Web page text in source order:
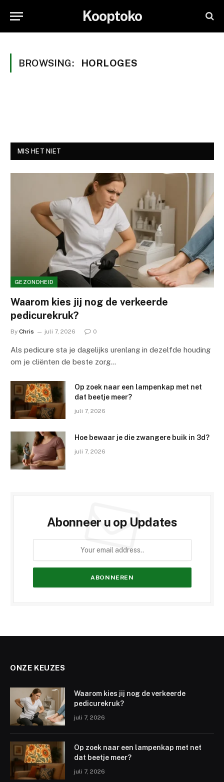
Kooptoko
BROWSING: HORLOGES
MIS HET NIET
GEZONDHEID
Waarom kies jij nog de verkeerde
pedicurekruk?
By Chris juli 7, 2026 0
Als pedicure sta je dagelijks urenlang in dezelfde houding
om je cliënten de beste zorg…
Op zoek naar een lampenkap met net
dat beetje meer?
juli 7, 2026
Hoe bewaar je die zwangere buik in 3d?
juli 7, 2026
Abonneer u op Updates
ONZE KEUZES
Waarom kies jij nog de verkeerde
pedicurekruk?
juli 7, 2026
Op zoek naar een lampenkap met net
dat beetje meer?
juli 7, 2026